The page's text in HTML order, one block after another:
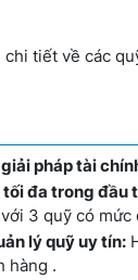
tiết về các
pháp tài
tối đa trong đầu
3 quỹ có
lý quỹ uy tín:
hàng .